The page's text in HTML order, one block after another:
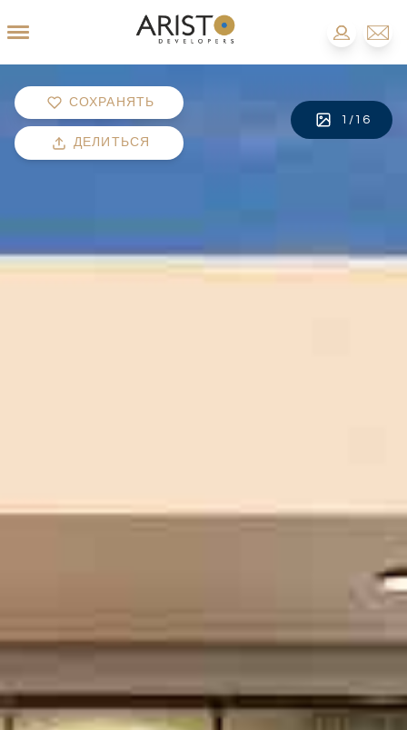
СОХРАНЯТЬ
ДЕЛИТЬСЯ
1 / 16